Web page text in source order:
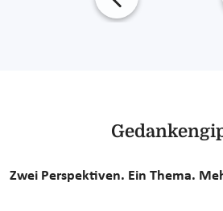
Zwei Perspektiven. Ein Thema.